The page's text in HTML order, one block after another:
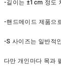
-길이는 ±1cm 정도
-핸드메이드 제품으
-S 사이즈는 일반적
다만 개인마다 목과